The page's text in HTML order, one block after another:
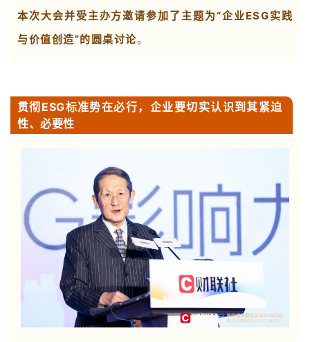
本次大会并受主办方邀请参加了主题为“企业ESG实践
与价值创造”的圆桌讨论。
贯彻ESG标准势在必行，企业要切实认识到其紧迫
性、必要性